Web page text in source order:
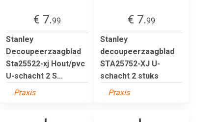
€ 7.99
Stanley
Decoupeerzaagblad
Sta25522-xj Hout/pvc
U-schacht 2 S...
Praxis
€ 7.99
Stanley
decoupeerzaagblad
STA25752-XJ U-
schacht 2 stuks
Praxis